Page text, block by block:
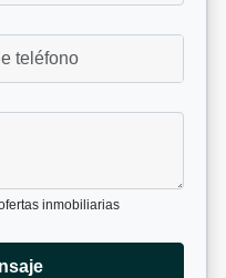
inmobiliarias